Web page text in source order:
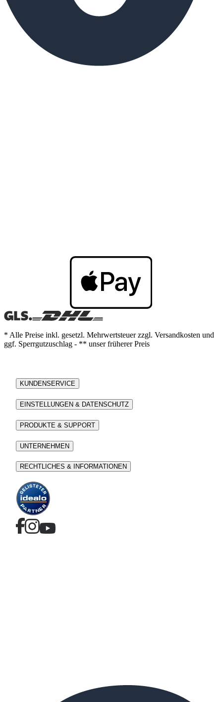
* Alle Preise inkl. gesetzl. Mehrwertsteuer zzgl. Versandkosten und
ggf. Sperrgutzuschlag - ** unser früherer Preis
KUNDENSERVICE
EINSTELLUNGEN & DATENSCHUTZ
PRODUKTE & SUPPORT
UNTERNEHMEN
RECHTLICHES & INFORMATIONEN